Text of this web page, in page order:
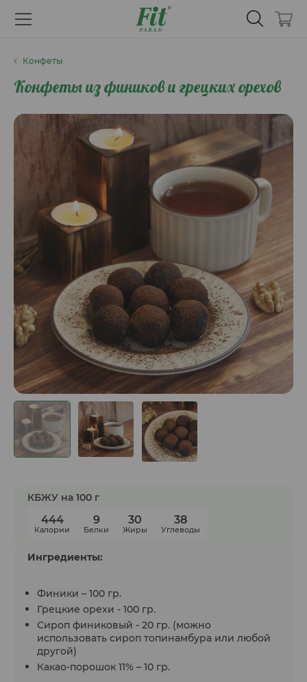
Конфеты
Конфеты из фиников и грецких орехов
КБЖУ на 100 г
444
Калории
9
Белки
30
Жиры
38
Углеводы
Ингредиенты:
Финики – 100 гр.
Грецкие орехи - 100 гр.
Сироп финиковый - 20 гр. (можно
использовать сироп топинамбура или любой
другой)
Какао-порошок 11% – 10 гр.